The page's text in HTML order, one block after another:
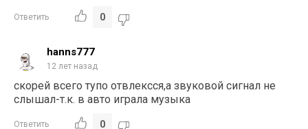
Ответить 0
hanns777
12 лет назад
скорей всего тупо отвлексся,а звуковой сигнал не
слышал-т.к. в авто играла музыка
Ответить 0